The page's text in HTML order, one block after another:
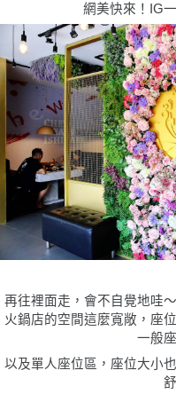
網美快來！IG
再往裡面走，會不自覺地哇
火鍋店的空間這麼寬敞，座
一般
以及單人座位區，座位大小